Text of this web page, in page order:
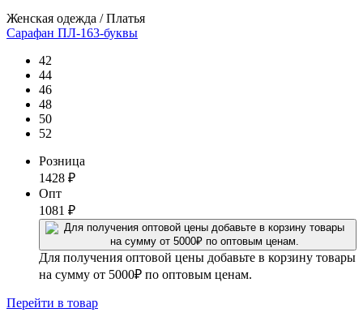
Женская одежда / Платья
Сарафан ПЛ-163-буквы
42
44
46
48
50
52
Розница
1428 ₽
Опт
1081 ₽
Для получения оптовой цены добавьте в корзину товары
на сумму от 5000₽ по оптовым ценам.
Перейти в товар